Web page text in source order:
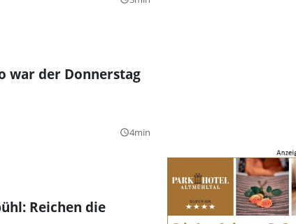
war der Donnerstag
query_builder4min
Reichen die